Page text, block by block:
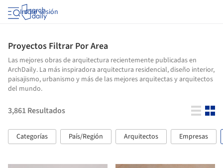
Iniciar sesión
Proyectos Filtrar Por Area
Las mejores obras de arquitectura recientemente publicadas en
ArchDaily. La más inspiradora arquitectura residencial, diseño interior,
paisajismo, urbanismo y más de las mejores arquitectas y arquitectos
del mundo.
3,861Resultados
Categorías País/Región Arquitectos Empresas